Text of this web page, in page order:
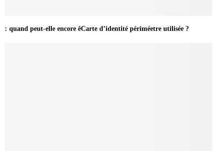
: quand peut-elle encore êCarte d’identité périméetre utilisée ?